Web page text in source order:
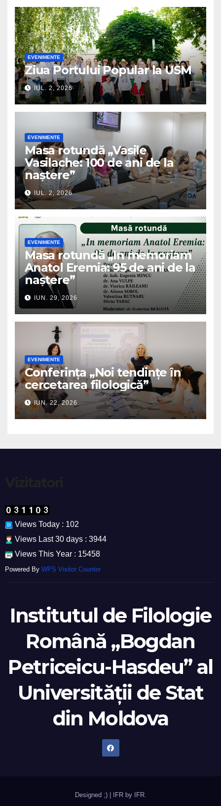
EVENIMENTE
Ziua Portului Popular la USM
IUL. 2, 2026
EVENIMENTE
Masa rotundă „Vasile
Vasilache: 100 de ani de la
naștere”
IUL. 2, 2026
EVENIMENTE
Masa rotundă „In memoriam
Anatol Eremia: 95 de ani de la
naștere”
IUN. 29, 2026
EVENIMENTE
Conferința „Noi tendințe în
cercetarea filologică”
IUN. 22, 2026
Views Today : 102
Views Last 30 days : 3944
Views This Year : 15458
Powered By WPS Visitor Counter
Institutul de Filologie
Română „Bogdan
Petriceicu-Hasdeu” al
Universității de Stat
din Moldova
Designed ;) IFR by IFR.